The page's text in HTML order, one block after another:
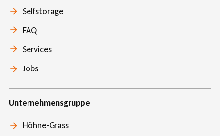
Selfstorage
FAQ
Services
Jobs
Unternehmensgruppe
Höhne-Grass